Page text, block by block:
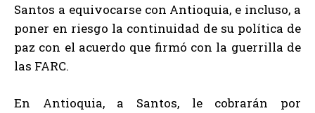
Santos a equivocarse con Antioquia, e incluso, a
poner en riesgo la continuidad de su política de
paz con el acuerdo que firmó con la guerrilla de
las FARC.
En Antioquia, a Santos, le cobrarán por